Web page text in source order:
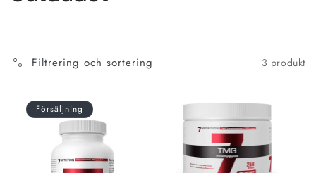
Filtrering och sortering 3 produkt
Försäljning